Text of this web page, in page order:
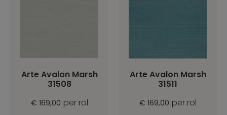
Arte Avalon Marsh
31508
€ 169,00 per rol
Arte Avalon Marsh
31511
€ 169,00 per rol